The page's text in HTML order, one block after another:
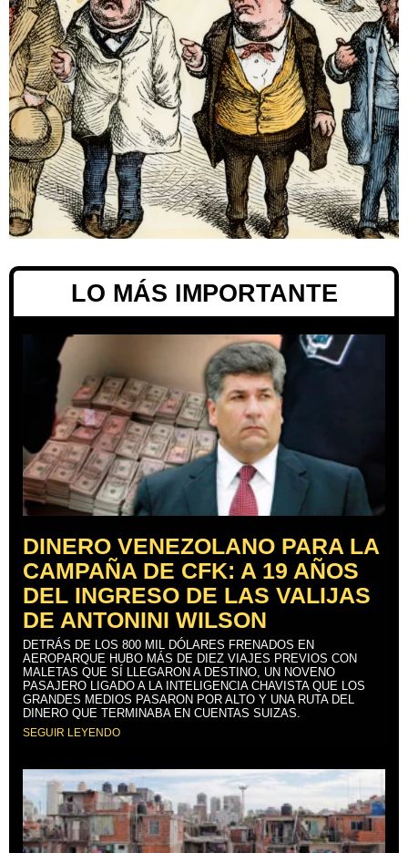
LO MÁS IMPORTANTE
DINERO VENEZOLANO PARA LA
CAMPAÑA DE CFK: A 19 AÑOS
DEL INGRESO DE LAS VALIJAS
DE ANTONINI WILSON
DETRÁS DE LOS 800 MIL DÓLARES FRENADOS EN
AEROPARQUE HUBO MÁS DE DIEZ VIAJES PREVIOS CON
MALETAS QUE SÍ LLEGARON A DESTINO, UN NOVENO
PASAJERO LIGADO A LA INTELIGENCIA CHAVISTA QUE LOS
GRANDES MEDIOS PASARON POR ALTO Y UNA RUTA DEL
DINERO QUE TERMINABA EN CUENTAS SUIZAS.
SEGUIR LEYENDO